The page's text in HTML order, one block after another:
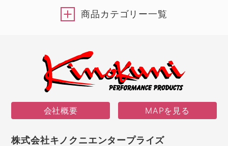
商品カテゴリー一覧
会社概要 MAPを見る
株式会社キノクニエンタープライズ